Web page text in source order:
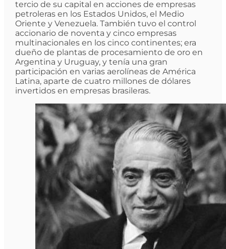
tercio de su capital en acciones de empresas
petroleras en los Estados Unidos, el Medio
Oriente y Venezuela. También tuvo el control
accionario de noventa y cinco empresas
multinacionales en los cinco continentes; era
dueño de plantas de procesamiento de oro en
Argentina y Uruguay, y tenía una gran
participación en varias aerolíneas de América
Latina, aparte de cuatro millones de dólares
invertidos en empresas brasileras.